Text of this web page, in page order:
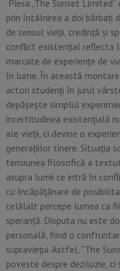
Piesa „The Sunset
prin întâlnirea a doi bărbați
de sensul vieții, credință și
conflict existențial reflecta
marcate de experiențe de
în lume. În această
actori studenți în jurul
depășește simplul
incertitudinea existențială
ale vieții, ci devine o
generațiilor tinere. Situația
tensiunea filosofică a
asupra lumii ce intră în
cu încăpățânare de
celălalt percepe lumea ca
speranță. Disputa nu este
personală, fiind o
supraviețui. Astfel, “The
poveste despre deziluzie,